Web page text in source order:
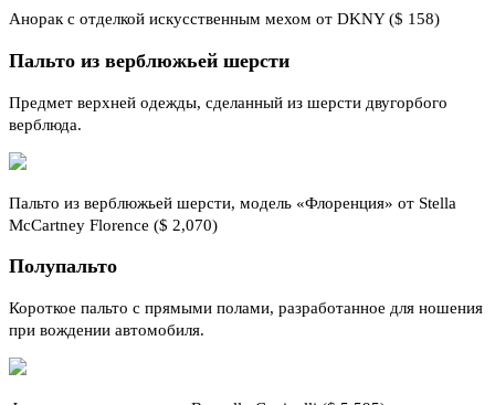
Анорак с отделкой искусственным мехом от DKNY ($ 158)
Пальто из верблюжьей шерсти
Предмет верхней одежды, сделанный из шерсти двугорбого
верблюда.
Пальто из верблюжьей шерсти, модель «Флоренция» от Stella
McCartney Florence ($ 2,070)
Полупальто
Короткое пальто с прямыми полами, разработанное для ношения
при вождении автомобиля.